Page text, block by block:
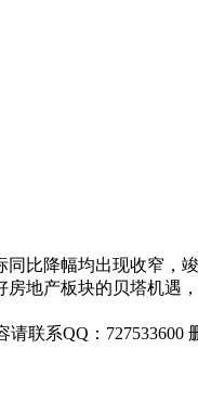
比降幅均出现收窄，
地产板块的贝塔机遇
联系QQ：727533600